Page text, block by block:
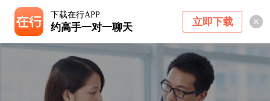
下载在行APP
约高手一对一聊天 立即下载